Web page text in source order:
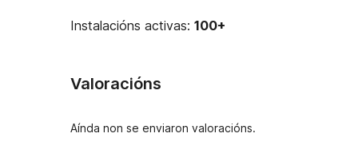
Instalacións activas: 100+
Valoracións
Aínda non se enviaron valoracións.